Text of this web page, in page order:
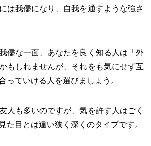
は我儘になり、自我を通すような強さ
儘な一面、あなたを良く知る人は「外
もしれませんが、それをも気にせず互
っていける人を選びましょう。
人も多いのですが、気を許す人はごく
た目とは違い狭く深くのタイプです。